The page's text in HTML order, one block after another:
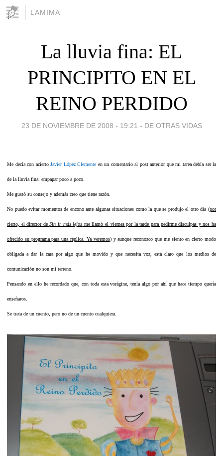
LAMIMA
La lluvia fina: EL
PRINCIPITO EN EL
REINO PERDIDO
23 DE NOVIEMBRE DE 2008 - 19:21 - DE OTRAS VIDAS
Me decía con acierto Javier López Clemente en un comentario al post anterior que mi tarea debía ser la
de la lluvia fina: empapar poco a poco.
Me gustó su consejo y además creo que tiene razón.
No puedo evitar momentos de encono ante algunas situaciones como la que se produjo el otro día (por
cierto, el director deSin ir más lejos me llamó el viernes por la tarde para pedirme disculpas y nos ha
ofrecido su programa para una réplica. Ya veremos) y aunque reconozco que me siento en cierto modo
obligada a dar la cara por algo que he movido y que necesita voz, está claro que los medios de
comunicación no son mi terreno.
Pensando en ello he recordado que, con toda esta vorágine, tenía algo por ahí que hace tiempo quería
enseñaros.
Se trata de un cuento, pero no de un cuento cualquiera.